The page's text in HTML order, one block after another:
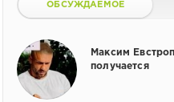
ОБСУЖДАЕМОЕ
Максим
получается